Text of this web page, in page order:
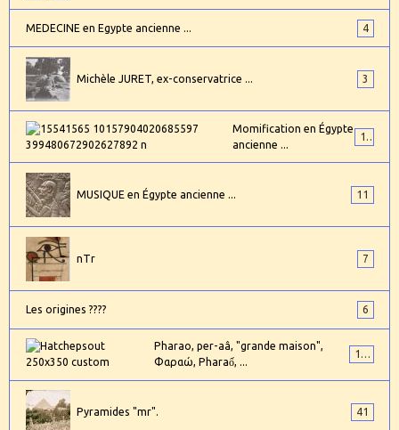
MEDECINE en Egypte ancienne ... 4
Michèle JURET, ex-conservatrice ... 3
Momification en Égypte
ancienne ...
17
MUSIQUE en Égypte ancienne ... 11
nTr 7
Les origines ???? 6
Pharao, per-aâ, "grande maison",
Φαραώ, Pharaố, ...
101
Pyramides "mr". 41